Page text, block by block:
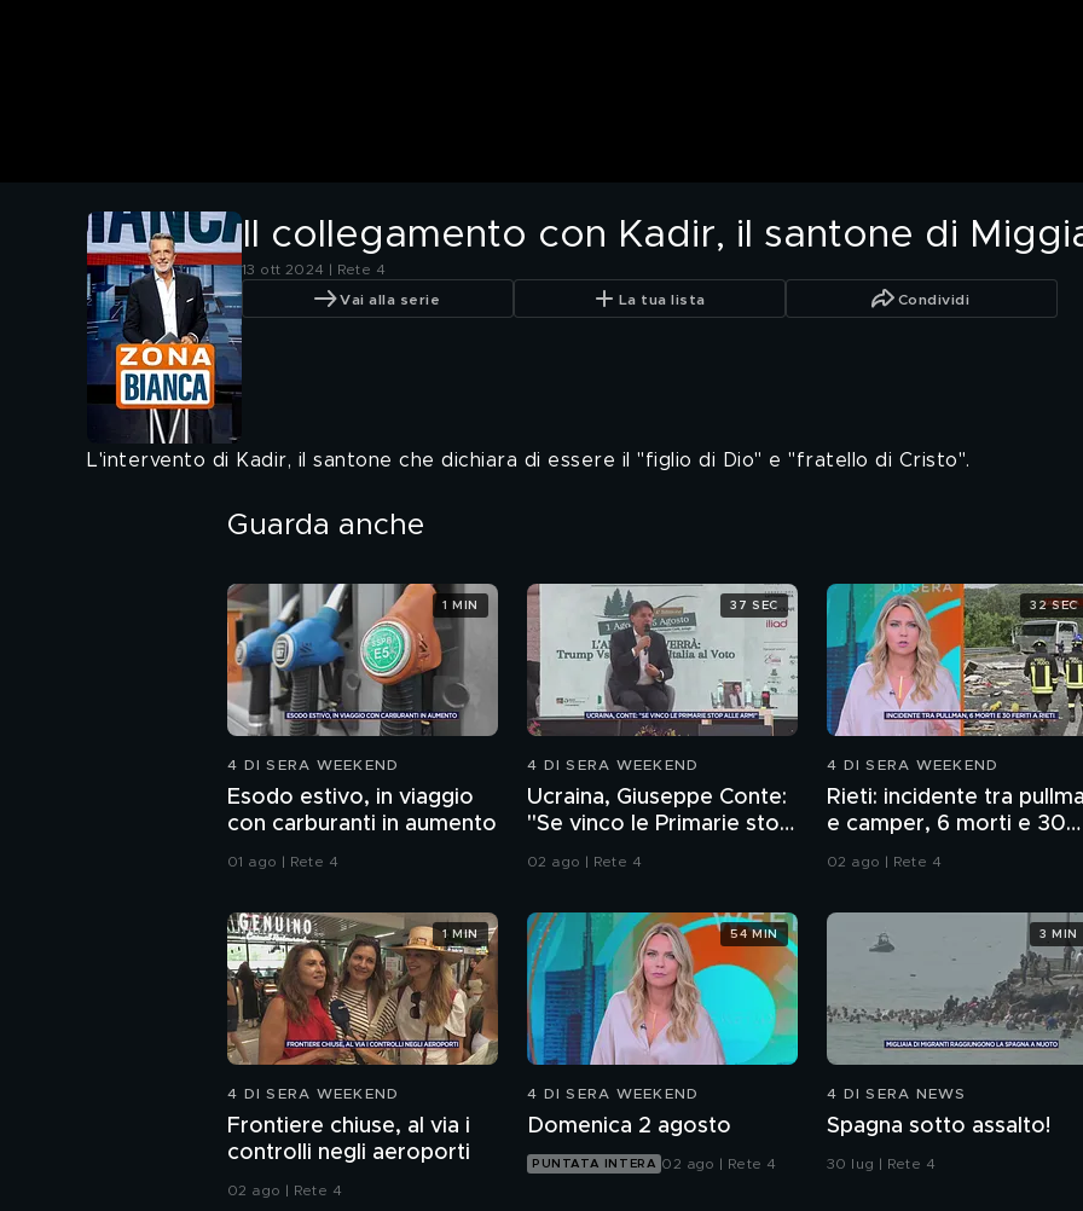
Il collegamento con Kadir, il santone di
13 ott 2024 | Rete 4
Vai alla serie La tua lista Condividi
L'intervento di Kadir, il santone che dichiara di essere il "figlio di Dio" e "fratello di Cristo".
Guarda anche
4 DI SERA WEEKEND
Esodo estivo, in viaggio
con carburanti in aumento
01 ago | Rete 4
1 MIN
4 DI SERA WEEKEND
Ucraina, Giuseppe Conte:
"Se vinco le Primarie stop
alle armi"
02 ago | Rete 4
37 SEC
4 DI SERA WEEKEND
Rieti: incidente tra
e camper, 6 morti e 30
02 ago | Rete 4
32 SEC
4 DI SERA WEEKEND
Frontiere chiuse, al via i
controlli negli aeroporti
02 ago | Rete 4
1 MIN
4 DI SERA WEEKEND
Domenica 2 agosto
PUNTATA INTERA 02 ago | Rete 4
54 MIN
4 DI SERA NEWS
Spagna sotto assalto!
30 lug | Rete 4
3 MIN